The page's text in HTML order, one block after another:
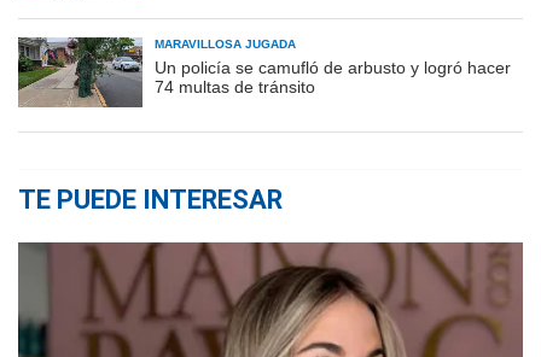
MARAVILLOSA JUGADA
Un policía se camufló de arbusto y logró hacer
74 multas de tránsito
TE PUEDE INTERESAR